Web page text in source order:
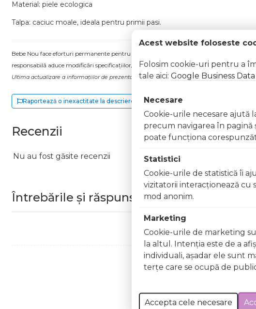
Material: piele ecologica
Talpa: caciuc moale, ideala pentru primii pasi.
Bebe Nou face eforturi permanente pentru a păstra informațiile actualizate. Excepții
responsabilă aduce modificări specificațiilor/etichetei acestuia, fără a ne informa în
Ultima actualizare a informațiilor de prezentare pentru Pantofiori eleganti crem cu sireturi
Raportează o inexactitate la descriere
Recenzii
Nu au fost găsite recenzii
Întrebările și răspunsurile clienților
Acest website foloseste
Folosim cookie-uri pentru a
tale aici: Google Business
Necesare
Cookie-urile necesare ajută
precum navigarea în pagină
poate funcţiona
Statistici
Cookie-urile de statistică îi
vizitatorii interacţionează cu
mod anonim.
Marketing
Cookie-urile de marketing
la altul. Intenţia este de a
individuali, aşadar ele sunt
terţe care se ocupă de
Accepta cele necesare